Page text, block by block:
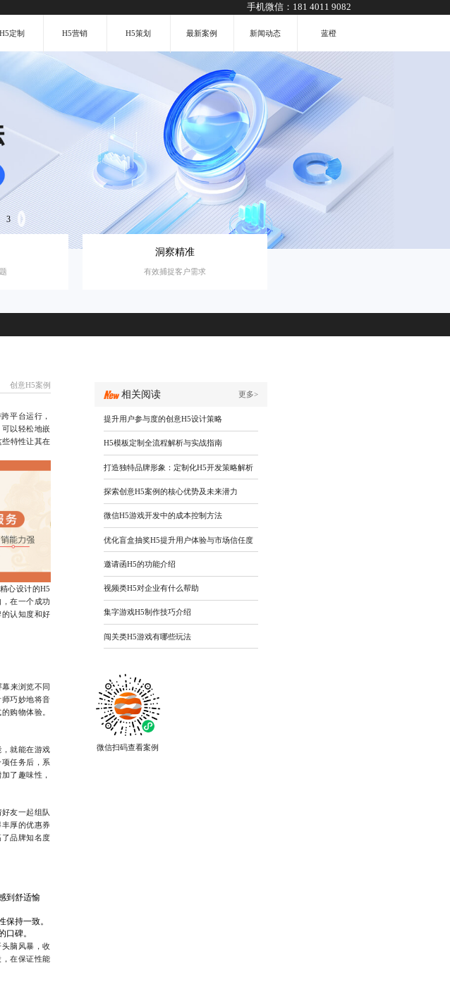
手机微信： 181 4011 9082
H5定制 H5营销 H5策划 最新案例 新闻动态 蓝橙
3
洞察精准
有效捕捉客户需求
创意H5案例
平台运行，
以轻松地嵌
特性让其在
心设计的H5
在一个成功
认知度和好
幕来浏览不同
巧妙地将音
购物体验。
就能在游戏
任务后，系
了趣味性，
友一起组队
厚的优惠券
品牌知名度
到舒适愉
保持一致。
口碑。
脑风暴，收
在保证性能
相关阅读 更多>
提升用户参与度的创意H5设计策略
H5模板定制全流程解析与实战指南
打造独特品牌形象：定制化H5开发策略解析
探索创意H5案例的核心优势及未来潜力
微信H5游戏开发中的成本控制方法
优化盲盒抽奖H5提升用户体验与市场信任度
邀请函H5的功能介绍
视频类H5对企业有什么帮助
集字游戏H5制作技巧介绍
闯关类H5游戏有哪些玩法
微信扫码查看案例